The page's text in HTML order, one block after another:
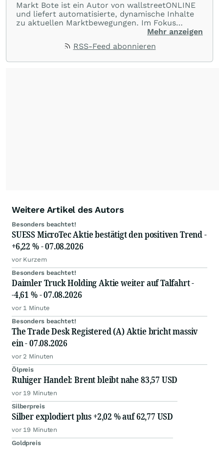
Markt Bote ist ein Autor von wallstreetONLINE
und liefert automatisierte, dynamische Inhalte
zu aktuellen Marktbewegungen. Im Fokus
stehen Tops und Flops, Branchentrends und
Rohstoffe oder Krypto – die Beiträge sind kurz,
Mehr anzeigen
RSS-Feed abonnieren
Weitere Artikel des Autors
Besonders beachtet!
SUESS MicroTec Aktie bestätigt den positiven Trend -
+6,22 % - 07.08.2026
vor Kurzem
Besonders beachtet!
Daimler Truck Holding Aktie weiter auf Talfahrt -
-4,61 % - 07.08.2026
vor 1 Minute
Besonders beachtet!
The Trade Desk Registered (A) Aktie bricht massiv
ein - 07.08.2026
vor 2 Minuten
Ölpreis
Ruhiger Handel: Brent bleibt nahe 83,57 USD
vor 19 Minuten
Silberpreis
Silber explodiert plus +2,02 % auf 62,77 USD
vor 19 Minuten
Goldpreis